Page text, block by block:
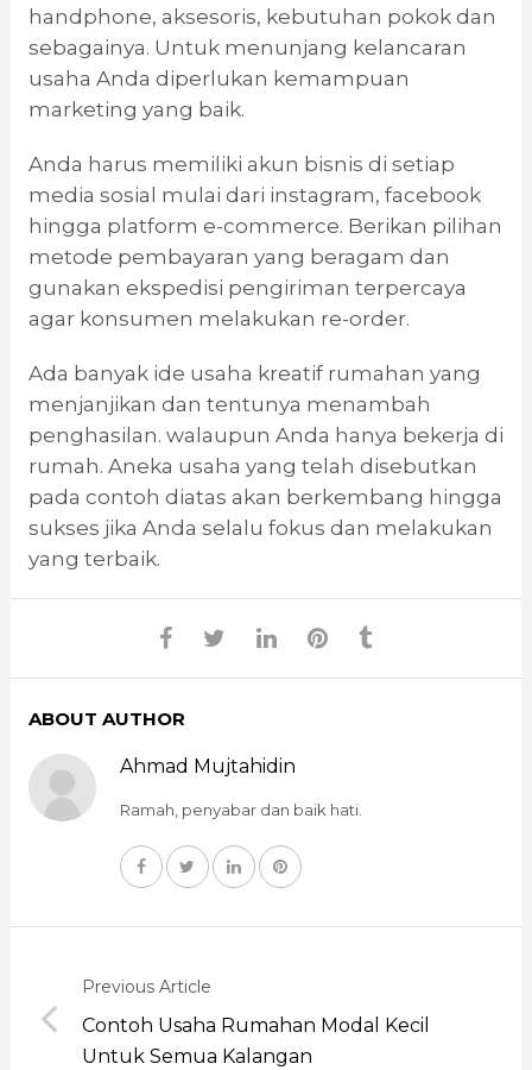
handphone, aksesoris, kebutuhan pokok dan
sebagainya. Untuk menunjang kelancaran
usaha Anda diperlukan kemampuan
marketing yang baik.
Anda harus memiliki akun bisnis di setiap
media sosial mulai dari instagram, facebook
hingga platform e-commerce. Berikan pilihan
metode pembayaran yang beragam dan
gunakan ekspedisi pengiriman terpercaya
agar konsumen melakukan re-order.
Ada banyak ide usaha kreatif rumahan yang
menjanjikan dan tentunya menambah
penghasilan. walaupun Anda hanya bekerja di
rumah. Aneka usaha yang telah disebutkan
pada contoh diatas akan berkembang hingga
sukses jika Anda selalu fokus dan melakukan
yang terbaik.
ABOUT AUTHOR
Ahmad Mujtahidin
Ramah, penyabar dan baik hati.
Previous Article
Contoh Usaha Rumahan Modal Kecil
Untuk Semua Kalangan